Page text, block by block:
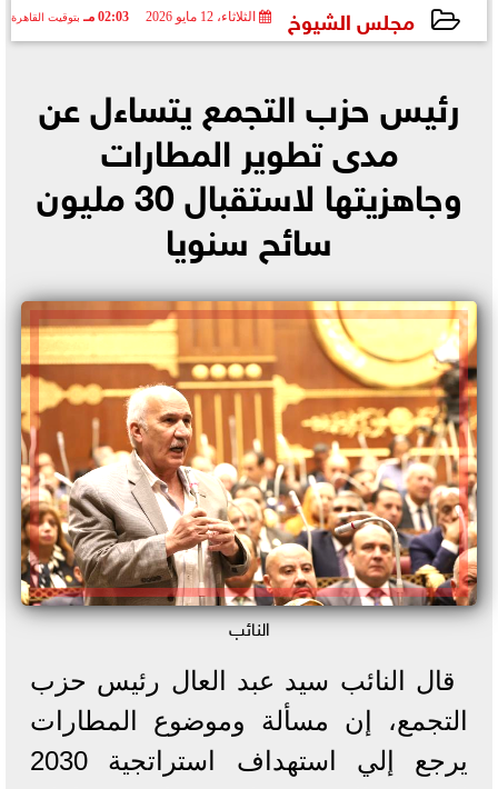
مجلس الشيوخ الثلاثاء، 12 مايو 2026 02:03 مـ بتوقيت القاهرة
رئيس حزب التجمع يتساءل عن
مدى تطوير المطارات
وجاهزيتها لاستقبال 30 مليون
سائح سنويا
النائب
قال النائب سيد عبد العال رئيس حزب
التجمع، إن مسألة وموضوع المطارات
يرجع إلي استهداف استراتجية 2030